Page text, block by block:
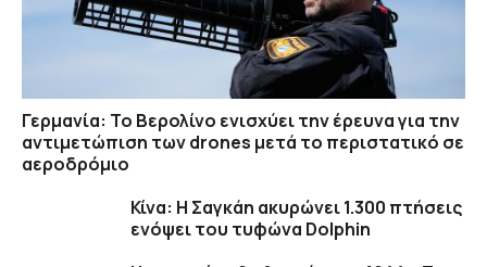
Γερμανία: Το Βερολίνο ενισχύει την έρευνα για την
αντιμετώπιση των drones μετά το περιστατικό σε
αεροδρόμιο
Κίνα: Η Σαγκάη ακυρώνει 1.300 πτήσεις
ενόψει του τυφώνα Dolphin